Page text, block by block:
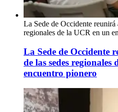
La Sede de Occidente reunirá
regionales de la UCR en un
La Sede de Occidente
de las sedes regionales
encuentro pionero